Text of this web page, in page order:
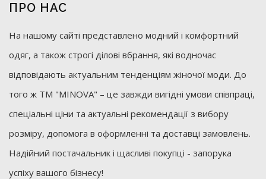
ПРО НАС
На нашому сайті представлено модний і комфортний
одяг, а також строгі ділові вбрання, які водночас
відповідають актуальним тенденціям жіночої моди. До
того ж ТМ "MINOVA" – це завжди вигідні умови співпраці,
спеціальні ціни та актуальні рекомендації з вибору
розміру, допомога в оформленні та доставці замовлень.
Надійний постачальник і щасливі покупці - запорука
успіху вашого бізнесу!